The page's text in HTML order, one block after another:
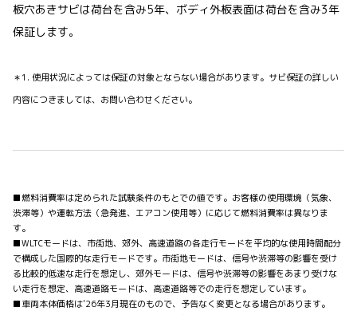
板穴あきサビは荷台を含み5年、ボディ外板表面は荷台を含み3年
保証します。
＊1. 使用状況によっては保証の対象とならない場合があります。サビ保証の詳しい
内容につきましては、お問い合わせください。
■燃料消費率は定められた試験条件のもとでの値です。お客様の使用環境（気象、
渋滞等）や運転方法（急発進、エアコン使用等）に応じて燃料消費率は異なりま
す。
■WLTCモードは、市街地、郊外、高速道路の各走行モードを平均的な使用時間配分
で構成した国際的な走行モードです。市街地モードは、信号や渋滞等の影響を受け
る比較的低速な走行を想定し、郊外モードは、信号や渋滞等の影響をあまり受けな
い走行を想定、高速道路モードは、高速道路等での走行を想定しています。
■車両本体価格は'26年3月現在のもので、予告なく変更となる場合があります。